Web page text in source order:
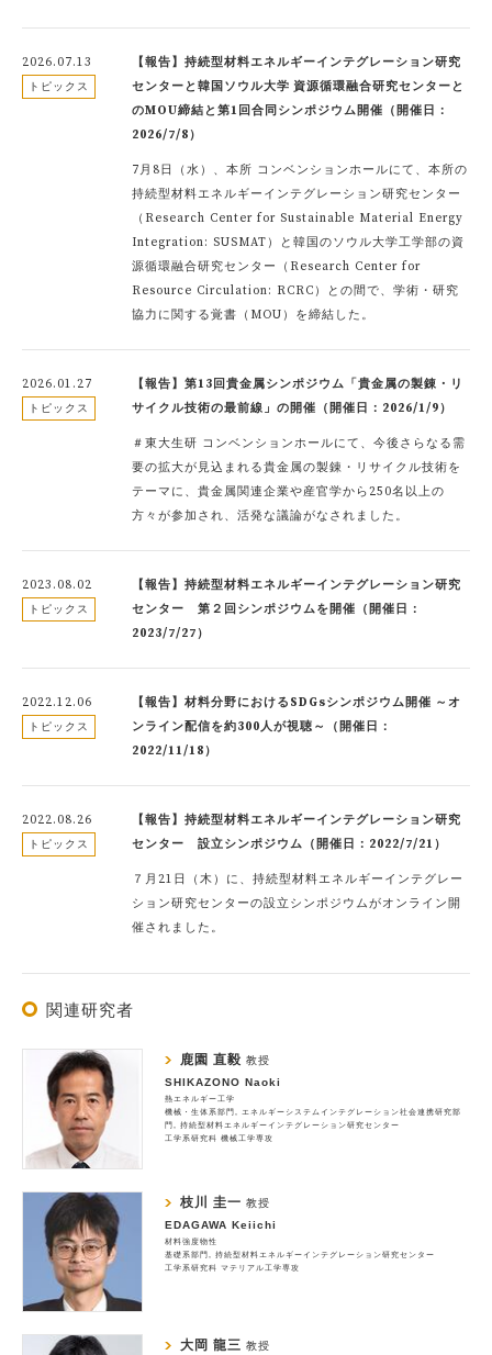
2026.07.13
トピックス
【報告】持続型材料エネルギーインテグレーション研究
センターと韓国ソウル大学 資源循環融合研究センターと
のMOU締結と第1回合同シンポジウム開催（開催日：
2026/7/8）
7月8日（水）、本所 コンベンションホールにて、本所の
持続型材料エネルギーインテグレーション研究センター
（Research Center for Sustainable Material Energy
Integration: SUSMAT）と韓国のソウル大学工学部の資
源循環融合研究センター（Research Center for
Resource Circulation: RCRC）との間で、学術・研究
協力に関する覚書（MOU）を締結した。
2026.01.27
トピックス
【報告】第13回貴金属シンポジウム「貴金属の製錬・リ
サイクル技術の最前線」の開催（開催日：2026/1/9）
＃東大生研 コンベンションホールにて、今後さらなる需
要の拡大が見込まれる貴金属の製錬・リサイクル技術を
テーマに、貴金属関連企業や産官学から250名以上の
方々が参加され、活発な議論がなされました。
2023.08.02
トピックス
【報告】持続型材料エネルギーインテグレーション研究
センター 第２回シンポジウムを開催（開催日：
2023/7/27）
2022.12.06
トピックス
【報告】材料分野におけるSDGsシンポジウム開催 ～オ
ンライン配信を約300人が視聴～（開催日：
2022/11/18）
2022.08.26
トピックス
【報告】持続型材料エネルギーインテグレーション研究
センター 設立シンポジウム（開催日：2022/7/21）
７月21日（木）に、持続型材料エネルギーインテグレー
ション研究センターの設立シンポジウムがオンライン開
催されました。
関連研究者
鹿園 直毅 教授
SHIKAZONO Naoki
熱エネルギー工学
機械・生体系部門
エネルギーシステムインテグレーション社会連携研究部
門
持続型材料エネルギーインテグレーション研究センター
工学系研究科 機械工学専攻
枝川 圭一 教授
EDAGAWA Keiichi
材料強度物性
基礎系部門
持続型材料エネルギーインテグレーション研究センター
工学系研究科 マテリアル工学専攻
大岡 龍三 教授